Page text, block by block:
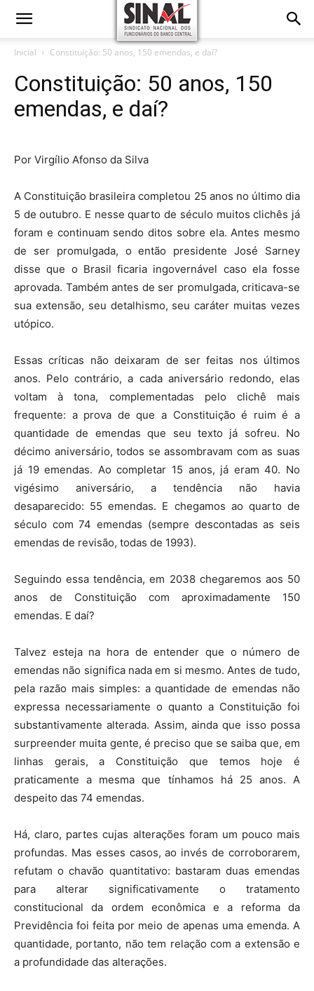
Inicial Constituição: 50 anos, 150 emendas, e daí?
Constituição: 50 anos, 150
emendas, e daí?
Por Virgílio Afonso da Silva
A Constituição brasileira completou 25 anos no último dia
5 de outubro. E nesse quarto de século muitos clichês já
foram e continuam sendo ditos sobre ela. Antes mesmo
de ser promulgada, o então presidente José Sarney
disse que o Brasil ficaria ingovernável caso ela fosse
aprovada. Também antes de ser promulgada, criticava-se
sua extensão, seu detalhismo, seu caráter muitas vezes
utópico.
Essas críticas não deixaram de ser feitas nos últimos
anos. Pelo contrário, a cada aniversário redondo, elas
voltam à tona, complementadas pelo clichê mais
frequente: a prova de que a Constituição é ruim é a
quantidade de emendas que seu texto já sofreu. No
décimo aniversário, todos se assombravam com as suas
já 19 emendas. Ao completar 15 anos, já eram 40. No
vigésimo aniversário, a tendência não havia
desaparecido: 55 emendas. E chegamos ao quarto de
século com 74 emendas (sempre descontadas as seis
emendas de revisão, todas de 1993).
Seguindo essa tendência, em 2038 chegaremos aos 50
anos de Constituição com aproximadamente 150
emendas. E daí?
Talvez esteja na hora de entender que o número de
emendas não significa nada em si mesmo. Antes de tudo,
pela razão mais simples: a quantidade de emendas não
expressa necessariamente o quanto a Constituição foi
substantivamente alterada. Assim, ainda que isso possa
surpreender muita gente, é preciso que se saiba que, em
linhas gerais, a Constituição que temos hoje é
praticamente a mesma que tínhamos há 25 anos. A
despeito das 74 emendas.
Há, claro, partes cujas alterações foram um pouco mais
profundas. Mas esses casos, ao invés de corroborarem,
refutam o chavão quantitativo: bastaram duas emendas
para alterar significativamente o tratamento
constitucional da ordem econômica e a reforma da
Previdência foi feita por meio de apenas uma emenda. A
quantidade, portanto, não tem relação com a extensão e
a profundidade das alterações.